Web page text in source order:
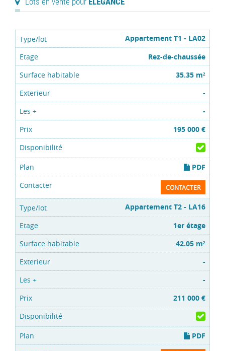
Appartement T1 - LA02
Rez-de-chaussée
35.35 m2
-
-
195 000 €
PDF
CONTACTER
Appartement T2 - LA16
1er étage
42.05 m2
-
-
211 000 €
PDF